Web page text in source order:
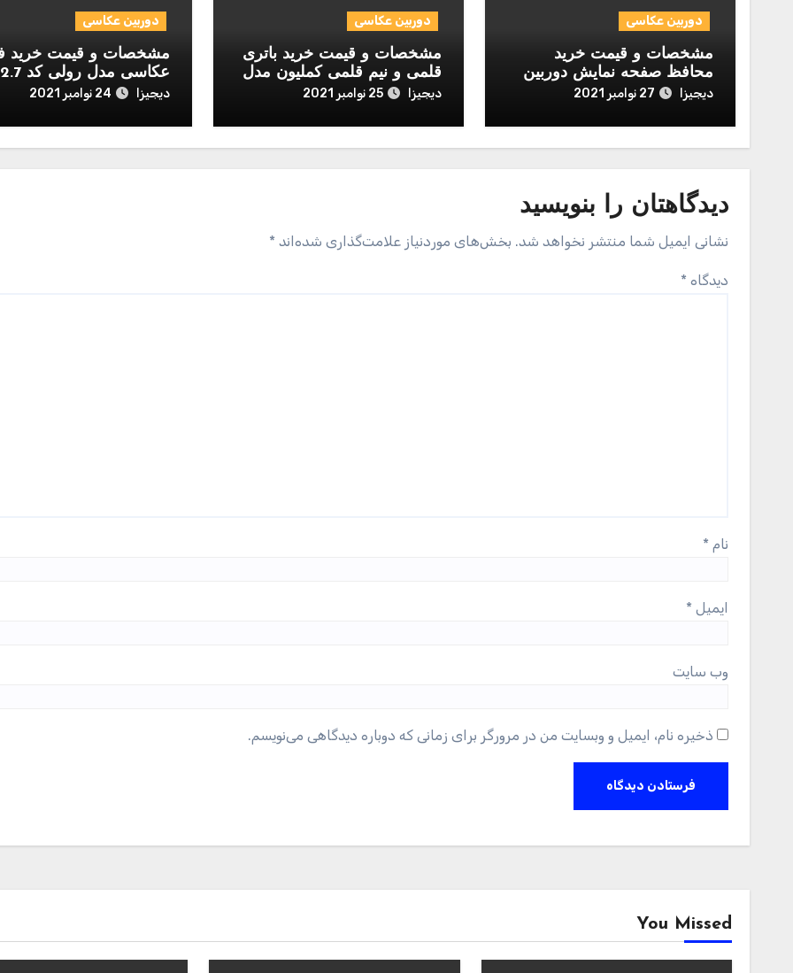
دوربین عکاسی
مشخصات و قیمت خرید
محافظ صفحه نمایش دوربین
مدل Normal مناسب برای
دیجیزا 27 نوامبر 2021
دوربین عکاسی
مشخصات و قیمت خرید باتری
قلمی و نیم قلمی کملیون مدل
Digi Alkaline بسته 12 عددی
دیجیزا 25 نوامبر 2021
دوربین عکاسی
مشخصات و قیمت خرید
عکاسی مدل رولی کد 2.7-1.7
دیجیزا 24 نوامبر 2021
دیدگاهتان را بنویسید
نشانی ایمیل شما منتشر نخواهد شد. بخش‌های موردنیاز علامت‌گذاری شده‌اند *
دیدگاه *
نام *
ایمیل *
وب‌ سایت
ذخیره نام، ایمیل و وبسایت من در مرورگر برای زمانی که دوباره دیدگاهی می‌نویسم.
You Missed